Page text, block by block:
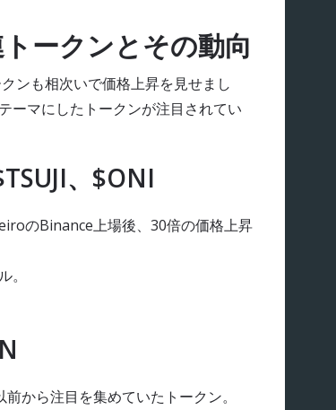
ークンとその動向
ンも相次いで価格上昇を見せまし
ーマにしたトークンが注目されてい
、$ONI
のBinance上場後、30倍の価格上昇
から注目を集めていたトークン。